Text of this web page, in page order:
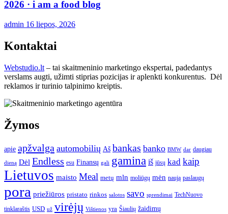
2026 · i am a food blog
admin 16 liepos, 2026
Kontaktai
Webstudio.lt – tai skaitmeninio marketingo ekspertai, padedantys
verslams augti, užimti stiprias pozicijas ir aplenkti konkurentus. Dėl
reklamos ir turinio talpinimo kreiptis.
Žymos
apie apžvalga automobilių Aš bankas banko BMW dar daugiau
dieną Dėl Endless esu Finansų gali gamina iš jūsų kad kaip
Lietuvos maisto Meal metų mln moliūgų mėn naują paslaugų
pora priežiūros pristato rinkos salotos savo sprendimai TechNuovo
tinklaraštis USD už virėjų Vištienos yra Šiaulių žaidimų